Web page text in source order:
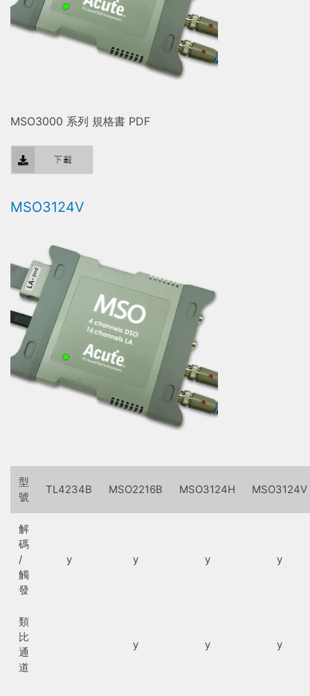
MSO3000 系列 規格書 PDF
MSO3124V
型
號
TL4234B MSO2216B MSO3124H MSO3124V
解
碼
/
觸
發
y y y y
類
比
通
道
y y y